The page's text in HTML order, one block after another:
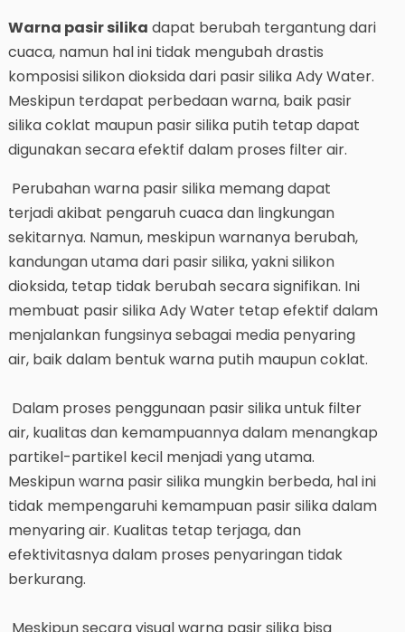
Warna pasir silika dapat berubah tergantung dari
cuaca, namun hal ini tidak mengubah drastis
komposisi silikon dioksida dari pasir silika Ady Water.
Meskipun terdapat perbedaan warna, baik pasir
silika coklat maupun pasir silika putih tetap dapat
digunakan secara efektif dalam proses filter air.
Perubahan warna pasir silika memang dapat
terjadi akibat pengaruh cuaca dan lingkungan
sekitarnya. Namun, meskipun warnanya berubah,
kandungan utama dari pasir silika, yakni silikon
dioksida, tetap tidak berubah secara signifikan. Ini
membuat pasir silika Ady Water tetap efektif dalam
menjalankan fungsinya sebagai media penyaring
air, baik dalam bentuk warna putih maupun coklat.
Dalam proses penggunaan pasir silika untuk filter
air, kualitas dan kemampuannya dalam menangkap
partikel-partikel kecil menjadi yang utama.
Meskipun warna pasir silika mungkin berbeda, hal ini
tidak mempengaruhi kemampuan pasir silika dalam
menyaring air. Kualitas tetap terjaga, dan
efektivitasnya dalam proses penyaringan tidak
berkurang.